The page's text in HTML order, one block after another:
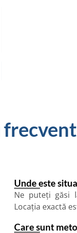
Unde este
Ne puteți găsi
Locația exactă
Care sunt